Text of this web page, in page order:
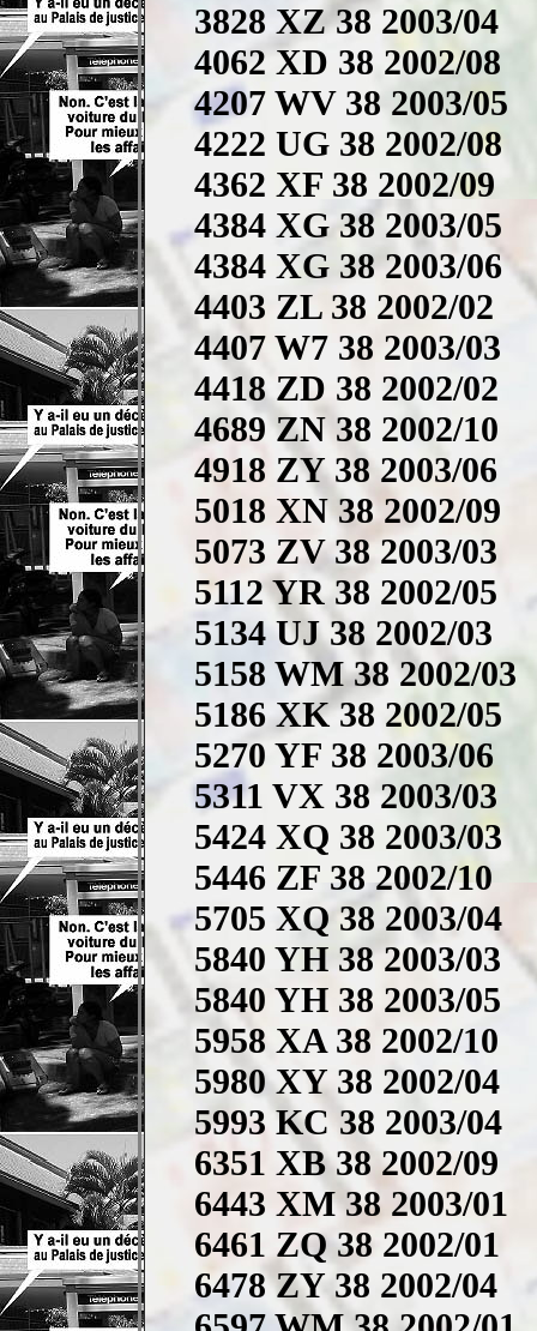
3828 XZ 38 2003/04
4062 XD 38 2002/08
4207 WV 38 2003/05
4222 UG 38 2002/08
4362 XF 38 2002/09
4384 XG 38 2003/05
4384 XG 38 2003/06
4403 ZL 38 2002/02
4407 W7 38 2003/03
4418 ZD 38 2002/02
4689 ZN 38 2002/10
4918 ZY 38 2003/06
5018 XN 38 2002/09
5073 ZV 38 2003/03
5112 YR 38 2002/05
5134 UJ 38 2002/03
5158 WM 38 2002/03
5186 XK 38 2002/05
5270 YF 38 2003/06
5311 VX 38 2003/03
5424 XQ 38 2003/03
5446 ZF 38 2002/10
5705 XQ 38 2003/04
5840 YH 38 2003/03
5840 YH 38 2003/05
5958 XA 38 2002/10
5980 XY 38 2002/04
5993 KC 38 2003/04
6351 XB 38 2002/09
6443 XM 38 2003/01
6461 ZQ 38 2002/01
6478 ZY 38 2002/04